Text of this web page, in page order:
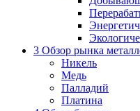
3 Обзор рынка
Никель
Медь
Палладий
Платина